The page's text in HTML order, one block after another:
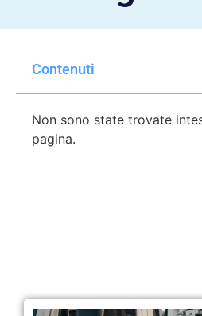
Contenuti
Non sono state trovate
pagina.